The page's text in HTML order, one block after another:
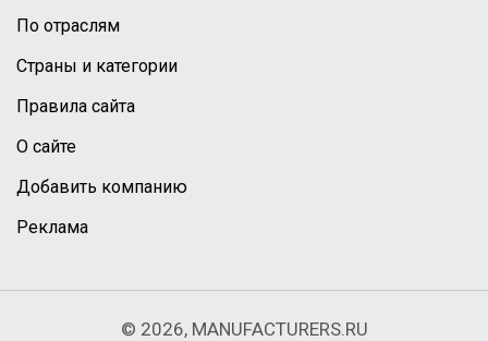
По отраслям
Страны и категории
Правила сайта
О сайте
Добавить компанию
Реклама
© 2026, MANUFACTURERS.RU